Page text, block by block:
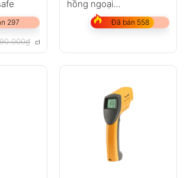
LCD có đèn nền
đổi đơn vị
giá trị Max / Min
pin yếu
hồi nhanh chỉ trong
500ms
khoảng cách đo
D:S = 10:1
297
₫ chưa VAT 8%
hồng ngoại
Fluke FoodPro
Đã bán 558